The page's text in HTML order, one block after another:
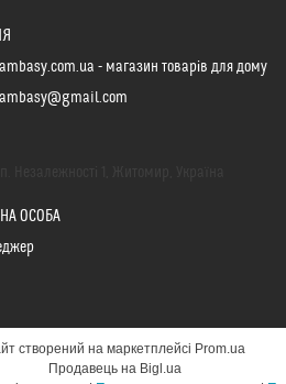
- магазин товарів для дому
створений на маркетплейсі Prom.ua
Продавець на Bigl.ua